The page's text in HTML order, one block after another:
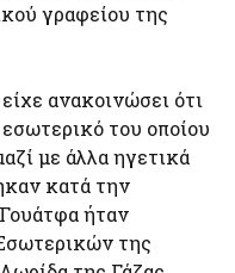
γραφείου της
ανακοινώσει ότι
του οποίου
με άλλα ηγετικά
κατά την
ήταν
της